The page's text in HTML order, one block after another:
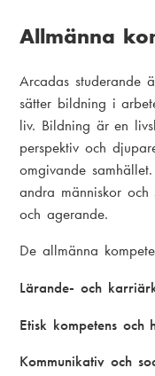
Allmänna
Arcadas studerande
sätter bildning i
liv. Bildning är en
perspektiv och
omgivande
andra människor
och agerande.
De allmänna
Lärande- och
Etisk kompetens och
Kommunikativ och